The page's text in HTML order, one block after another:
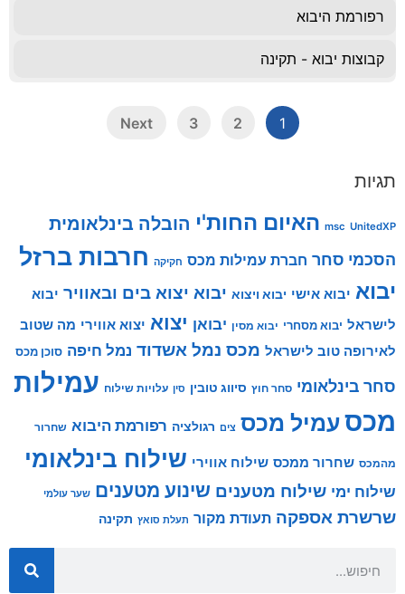
רפורמת היבוא
קבוצות יבוא - תקינה
1
2
3
Next
תגיות
msc UnitedXP האיום החות'י הובלה בינלאומית
הסכמי סחר חברת עמילות מכס חקיקה חרבות ברזל
יבוא יבוא אישי יבוא ויצוא יבוא יצוא בים ובאוויר יבוא
לישראל יבוא מסחרי יבוא מסין יבואן יצוא יצוא אווירי מה שטוב
לאירופה טוב לישראל מכס נמל אשדוד נמל חיפה סוכן מכס
סחר בינלאומי סחר חוץ סיווג טובין סין עלויות שילוח עמילות
מכסעמיל מכס צים רגולציה רפורמת היבוא שחרור
מהמכס שחרור ממכס שילוח אווירי שילוח בינלאומי
שילוח ימי שילוח מטענים שינוע מטענים שער עולמי
שרשרת אספקה תעודת מקור תעלת סואץ תקינה